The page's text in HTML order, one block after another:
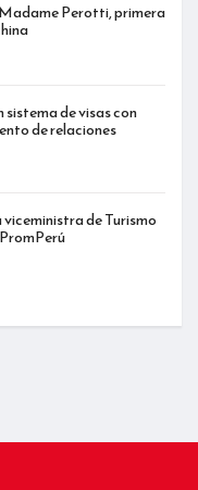
Perotti, primera
de visas con
de relaciones
de Turismo